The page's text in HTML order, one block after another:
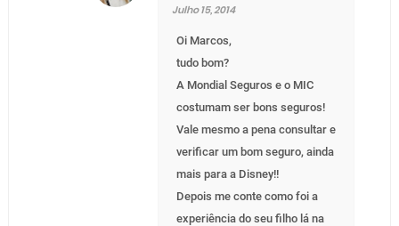
Julho 15, 2014
Oi Marcos,
tudo bom?
A Mondial Seguros e o MIC
costumam ser bons seguros!
Vale mesmo a pena consultar e
verificar um bom seguro, ainda
mais para a Disney!!
Depois me conte como foi a
experiência do seu filho lá na